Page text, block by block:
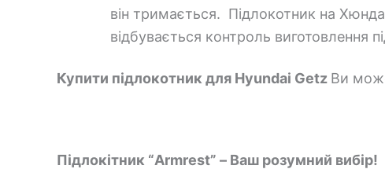
він тримається. Підлокотник на
відбувається контроль виготовлення
Купити підлокотник для Hyundai Getz Ви
Підлокітник “Armrest” – Ваш розумний вибір!